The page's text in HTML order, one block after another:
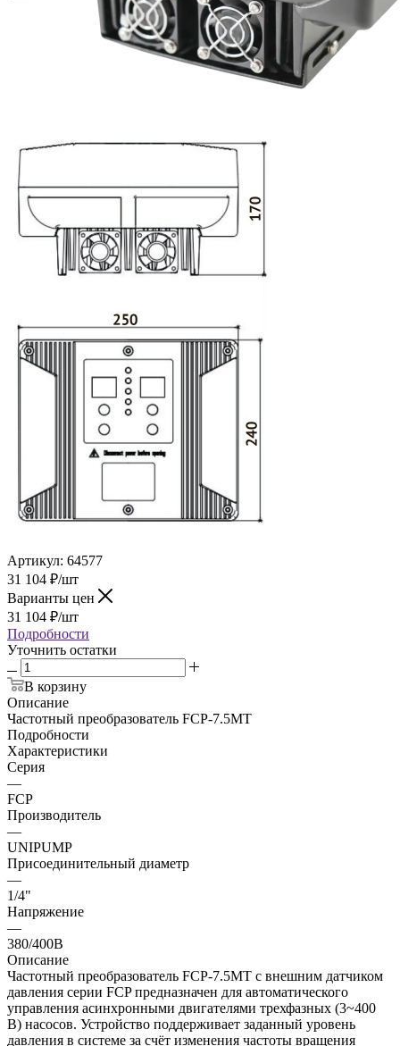
Артикул: 64577
31 104 ₽/шт
Варианты цен
31 104 ₽/шт
Подробности
Уточнить остатки
В корзину
Описание
Частотный преобразователь FCP-7.5MT
Подробности
Характеристики
Серия
—
FCP
Производитель
—
UNIPUMP
Присоединительный диаметр
—
1/4"
Напряжение
—
380/400В
Описание
Частотный преобразователь FCP-7.5MT с внешним датчиком
давления серии FCP предназначен для автоматического
управления асинхронными двигателями трехфазных (3~400
В) насосов. Устройство поддерживает заданный уровень
давления в системе за счёт изменения частоты вращения